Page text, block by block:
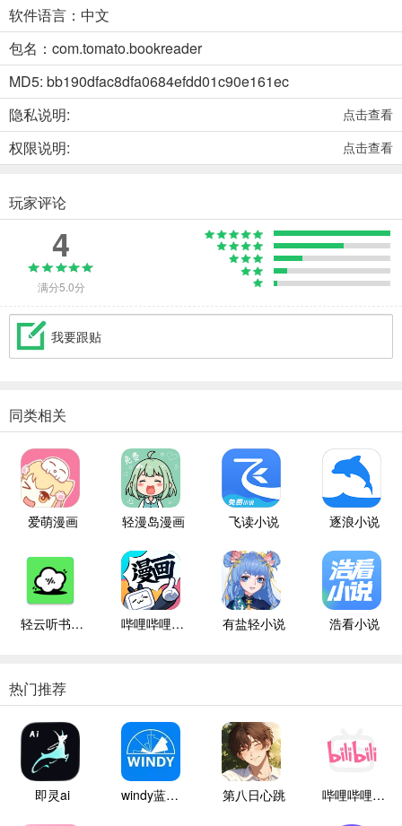
软件语言：中文
包名：com.tomato.bookreader
MD5: bb190dfac8dfa0684efdd01c90e161ec
隐私说明:
点击查看
权限说明: 点击查看
玩家评论
4
满分5.0分
我要跟贴
同类相关
爱萌漫画 轻漫岛漫画 飞读小说 逐浪小说
轻云听书纯净版 哔哩哔哩漫画 有盐轻小说 浩看小说
热门推荐
即灵ai windy蓝色气象 第八日心跳 哔哩哔哩白色版